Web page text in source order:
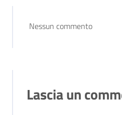
Nessun commento
Lascia un